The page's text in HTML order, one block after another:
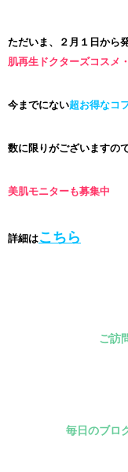
ただいま、２月１日から
肌再生ドクターズコスメ
今までにない超お得なコ
数に限りがございますの
美肌モニターも募集中
詳細はこちら
ご訪
毎日のブロ